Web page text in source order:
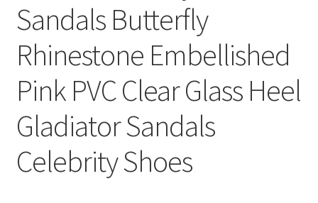
Sandals Butterfly
Rhinestone Embellished
Pink PVC Clear Glass Heel
Gladiator Sandals
Celebrity Shoes